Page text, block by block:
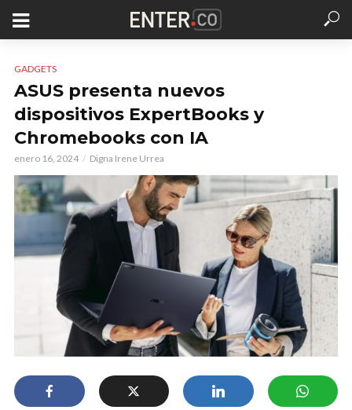
GADGETS
ASUS presenta nuevos
dispositivos ExpertBooks y
Chromebooks con IA
enero 16, 2024 Digna Irene Urrea